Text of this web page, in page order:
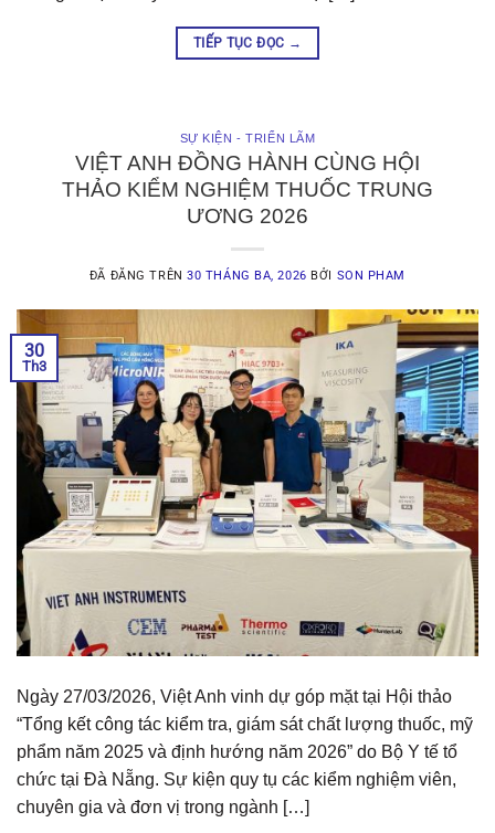
TIẾP TỤC ĐỌC →
SỰ KIỆN - TRIỂN LÃM
VIỆT ANH ĐỒNG HÀNH CÙNG HỘI
THẢO KIỂM NGHIỆM THUỐC TRUNG
ƯƠNG 2026
ĐÃ ĐĂNG TRÊN30 THÁNG BA, 2026 BỞI SON PHAM
30
Th3
Ngày 27/03/2026, Việt Anh vinh dự góp mặt tại Hội thảo
“Tổng kết công tác kiểm tra, giám sát chất lượng thuốc, mỹ
phẩm năm 2025 và định hướng năm 2026” do Bộ Y tế tổ
chức tại Đà Nẵng. Sự kiện quy tụ các kiểm nghiệm viên,
chuyên gia và đơn vị trong ngành […]